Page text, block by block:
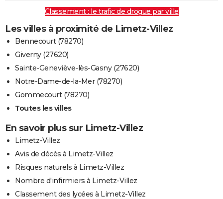
Classement : le trafic de drogue par ville
Les villes à proximité de Limetz-Villez
Bennecourt (78270)
Giverny (27620)
Sainte-Geneviève-lès-Gasny (27620)
Notre-Dame-de-la-Mer (78270)
Gommecourt (78270)
Toutes les villes
En savoir plus sur Limetz-Villez
Limetz-Villez
Avis de décès à Limetz-Villez
Risques naturels à Limetz-Villez
Nombre d'infirmiers à Limetz-Villez
Classement des lycées à Limetz-Villez